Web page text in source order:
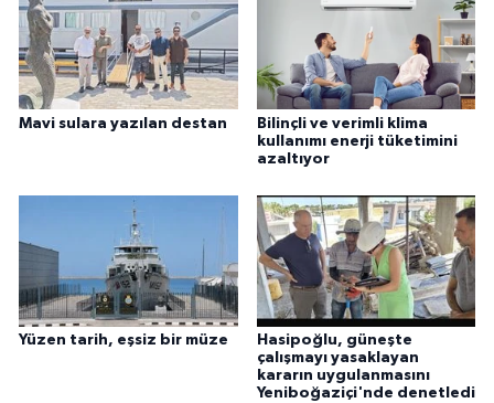
Mavi sulara yazılan destan
Bilinçli ve verimli klima
kullanımı enerji tüketimini
azaltıyor
Yüzen tarih, eşsiz bir müze
Hasipoğlu, güneşte
çalışmayı yasaklayan
kararın uygulanmasını
Yeniboğaziçi'nde denetledi